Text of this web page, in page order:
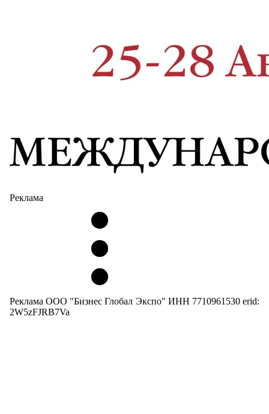
Реклама
Реклама ООО "Бизнес Глобал Экспо" ИНН 7710961530 erid:
2W5zFJRB7Va